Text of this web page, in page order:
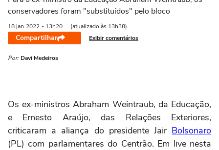
conservadores foram "substituídos" pelo bloco
18 jan 2022 - 13h20 (atualizado às 13h38)
Compartilhar Exibir comentários
Por: Davi Medeiros
Os ex-ministros Abraham Weintraub, da Educação,
e Ernesto Araújo, das Relações Exteriores,
criticaram a aliança do presidente Jair Bolsonaro
(PL) com parlamentares do Centrão. Em live nesta